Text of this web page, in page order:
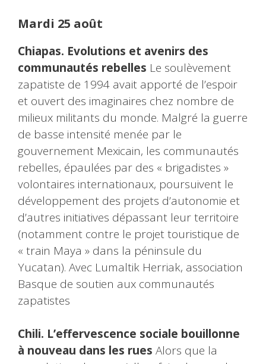
Mardi 25 août
Chiapas. Evolutions et avenirs des
communautés rebelles Le soulèvement
zapatiste de 1994 avait apporté de l’espoir
et ouvert des imaginaires chez nombre de
milieux militants du monde. Malgré la guerre
de basse intensité menée par le
gouvernement Mexicain, les communautés
rebelles, épaulées par des « brigadistes »
volontaires internationaux, poursuivent le
développement des projets d’autonomie et
d’autres initiatives dépassant leur territoire
(notamment contre le projet touristique de
« train Maya » dans la péninsule du
Yucatan). Avec Lumaltik Herriak, association
Basque de soutien aux communautés
zapatistes
Chili. L’effervescence sociale bouillonne
à nouveau dans les rues Alors que la